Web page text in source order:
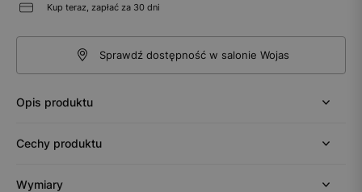
Kup teraz, zapłać za 30 dni
Sprawdź dostępność w salonie Wojas
Opis produktu
Cechy produktu
Wymiary